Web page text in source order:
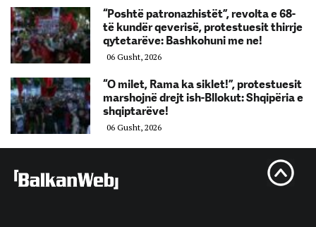
“Poshtë patronazhistët”, revolta e 68-
të kundër qeverisë, protestuesit thirrje
qytetarëve: Bashkohuni me ne!
06 Gusht, 2026
“O milet, Rama ka siklet!”, protestuesit
marshojnë drejt ish-Bllokut: Shqipëria e
shqiptarëve!
06 Gusht, 2026